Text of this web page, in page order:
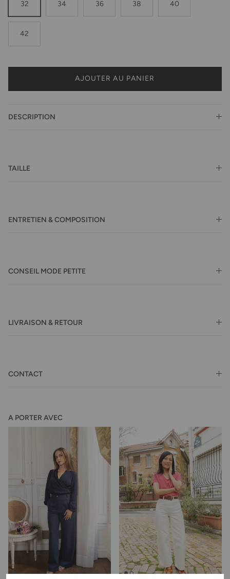
32 34 36 38 40
42
AJOUTER AU PANIER
DESCRIPTION
TAILLE
ENTRETIEN & COMPOSITION
CONSEIL MODE PETITE
LIVRAISON & RETOUR
CONTACT
A PORTER AVEC